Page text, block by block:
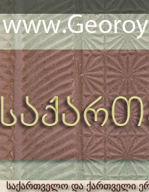
საქართველო და ქართველი